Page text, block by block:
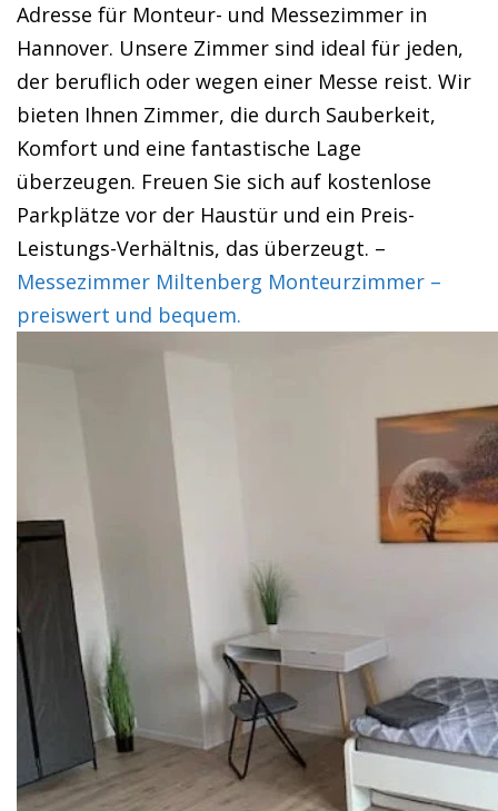
Adresse für Monteur- und Messezimmer in
Hannover. Unsere Zimmer sind ideal für jeden,
der beruflich oder wegen einer Messe reist. Wir
bieten Ihnen Zimmer, die durch Sauberkeit,
Komfort und eine fantastische Lage
überzeugen. Freuen Sie sich auf kostenlose
Parkplätze vor der Haustür und ein Preis-
Leistungs-Verhältnis, das überzeugt. –
Messezimmer Miltenberg Monteurzimmer –
preiswert und bequem.